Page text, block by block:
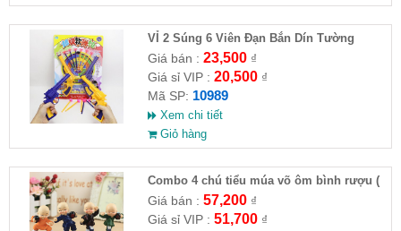
VỈ 2 Súng 6 Viên Đạn Bắn Dín Tường
Giá bán : 23,500₫
Giá sỉ VIP : 20,500₫
Mã SP: 10989
Xem chi tiết
Giỏ hàng
Combo 4 chú tiểu múa võ ôm bình rượu (
HĐ )
Giá bán : 57,200₫
Giá sỉ VIP : 51,700₫